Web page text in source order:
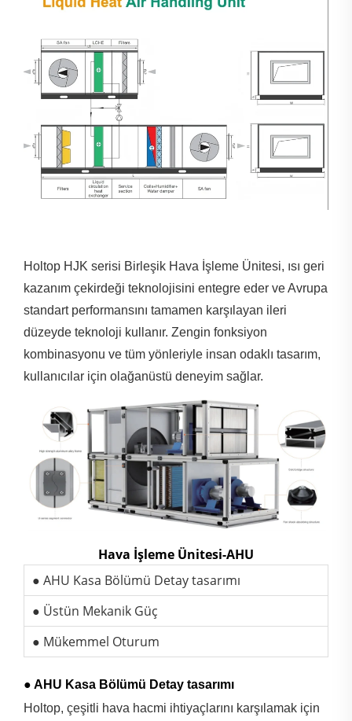
Holtop HJK serisi Birleşik Hava İşleme Ünitesi, ısı geri
kazanım çekirdeği teknolojisini entegre eder ve Avrupa
standart performansını tamamen karşılayan ileri
düzeyde teknoloji kullanır. Zengin fonksiyon
kombinasyonu ve tüm yönleriyle insan odaklı tasarım,
kullanıcılar için olağanüstü deneyim sağlar.
Hava İşleme Ünitesi-AHU
● AHU Kasa Bölümü Detay tasarımı
● Üstün Mekanik Güç
● Mükemmel Oturum
● AHU Kasa Bölümü Detay tasarımı
Holtop, çeşitli hava hacmi ihtiyaçlarını karşılamak için